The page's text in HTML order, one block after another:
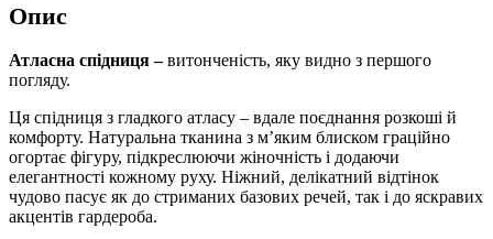
Опис
Атласна спідниця –витонченість, яку видно з першого
погляду.
Ця спідниця з гладкого атласу – вдале поєднання розкоші й
комфорту. Натуральна тканина з м’яким блиском граційно
огортає фігуру, підкреслюючи жіночність і додаючи
елегантності кожному руху. Ніжний, делікатний відтінок
чудово пасує як до стриманих базових речей, так і до яскравих
акцентів гардероба.